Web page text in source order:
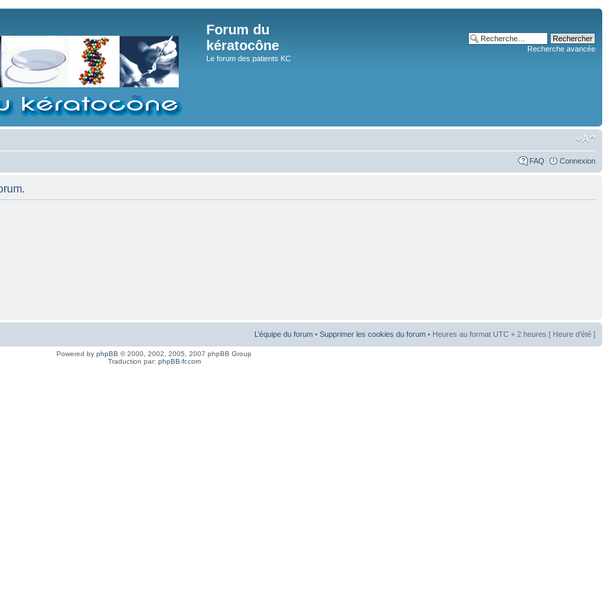
Forum du
kératocône
Le forum des patients KC
Recherche avancée
FAQ Connexion
L’équipe du forum • Supprimer les cookies du forum • Heures au format UTC + 2 heures [ Heure d’été ]
Powered by phpBB © 2000, 2002, 2005, 2007 phpBB Group
Traduction par: phpBB-fr.com